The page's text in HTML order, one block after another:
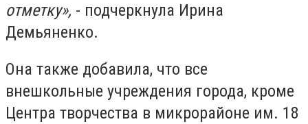
отметку», - подчеркнула Ирина
Демьяненко.
Она также добавила, что все
внешкольные учреждения города, кроме
Центра творчества в микрорайоне им. 18